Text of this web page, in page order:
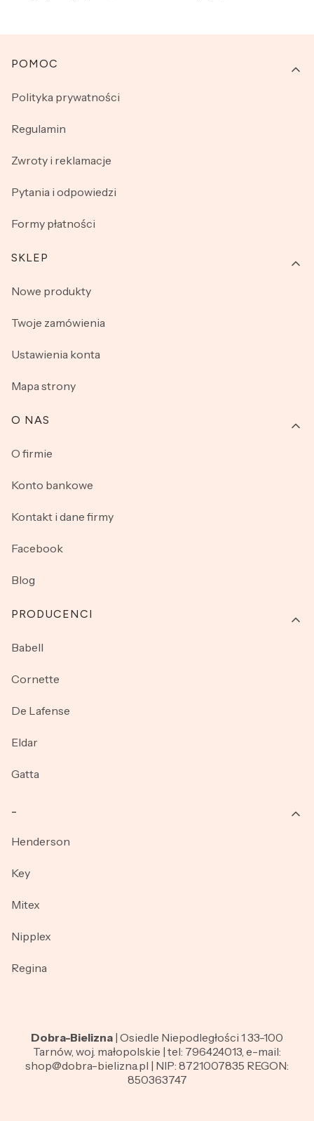
Linki w stopce
POMOC
Polityka prywatności
Regulamin
Zwroty i reklamacje
Pytania i odpowiedzi
Formy płatności
SKLEP
Nowe produkty
Twoje zamówienia
Ustawienia konta
Mapa strony
O NAS
O firmie
Konto bankowe
Kontakt i dane firmy
Facebook
Blog
PRODUCENCI
Babell
Cornette
De Lafense
Eldar
Gatta
Henderson
Key
Mitex
Nipplex
Regina
Dobra-Bielizna | Osiedle Niepodległości 1 33-100
Tarnów, woj. małopolskie | tel: 796424013, e-mail:
shop@dobra-bielizna.pl | NIP: 8721007835 REGON:
850363747